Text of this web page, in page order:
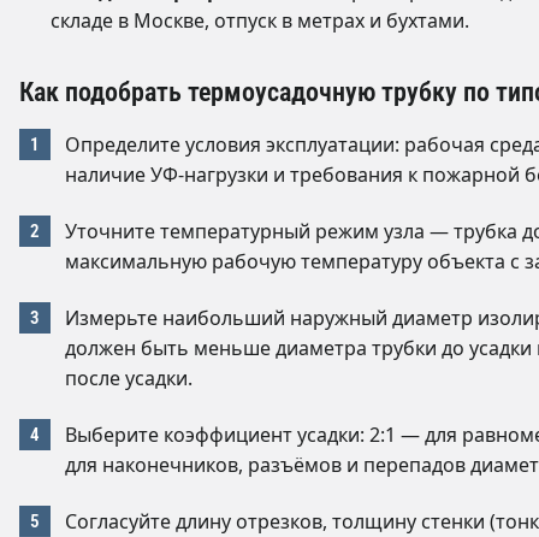
складе в Москве, отпуск в метрах и бухтами.
Как подобрать термоусадочную трубку по
Определите условия эксплуатации: рабочая
наличие УФ-нагрузки и требования к пожарной
Уточните температурный режим узла — трубка
максимальную рабочую температуру объекта с
Измерьте наибольший наружный диаметр
должен быть меньше диаметра трубки до
после усадки.
Выберите коэффициент усадки: 2:1 — для
для наконечников, разъёмов и перепадов
Согласуйте длину отрезков, толщину стенки